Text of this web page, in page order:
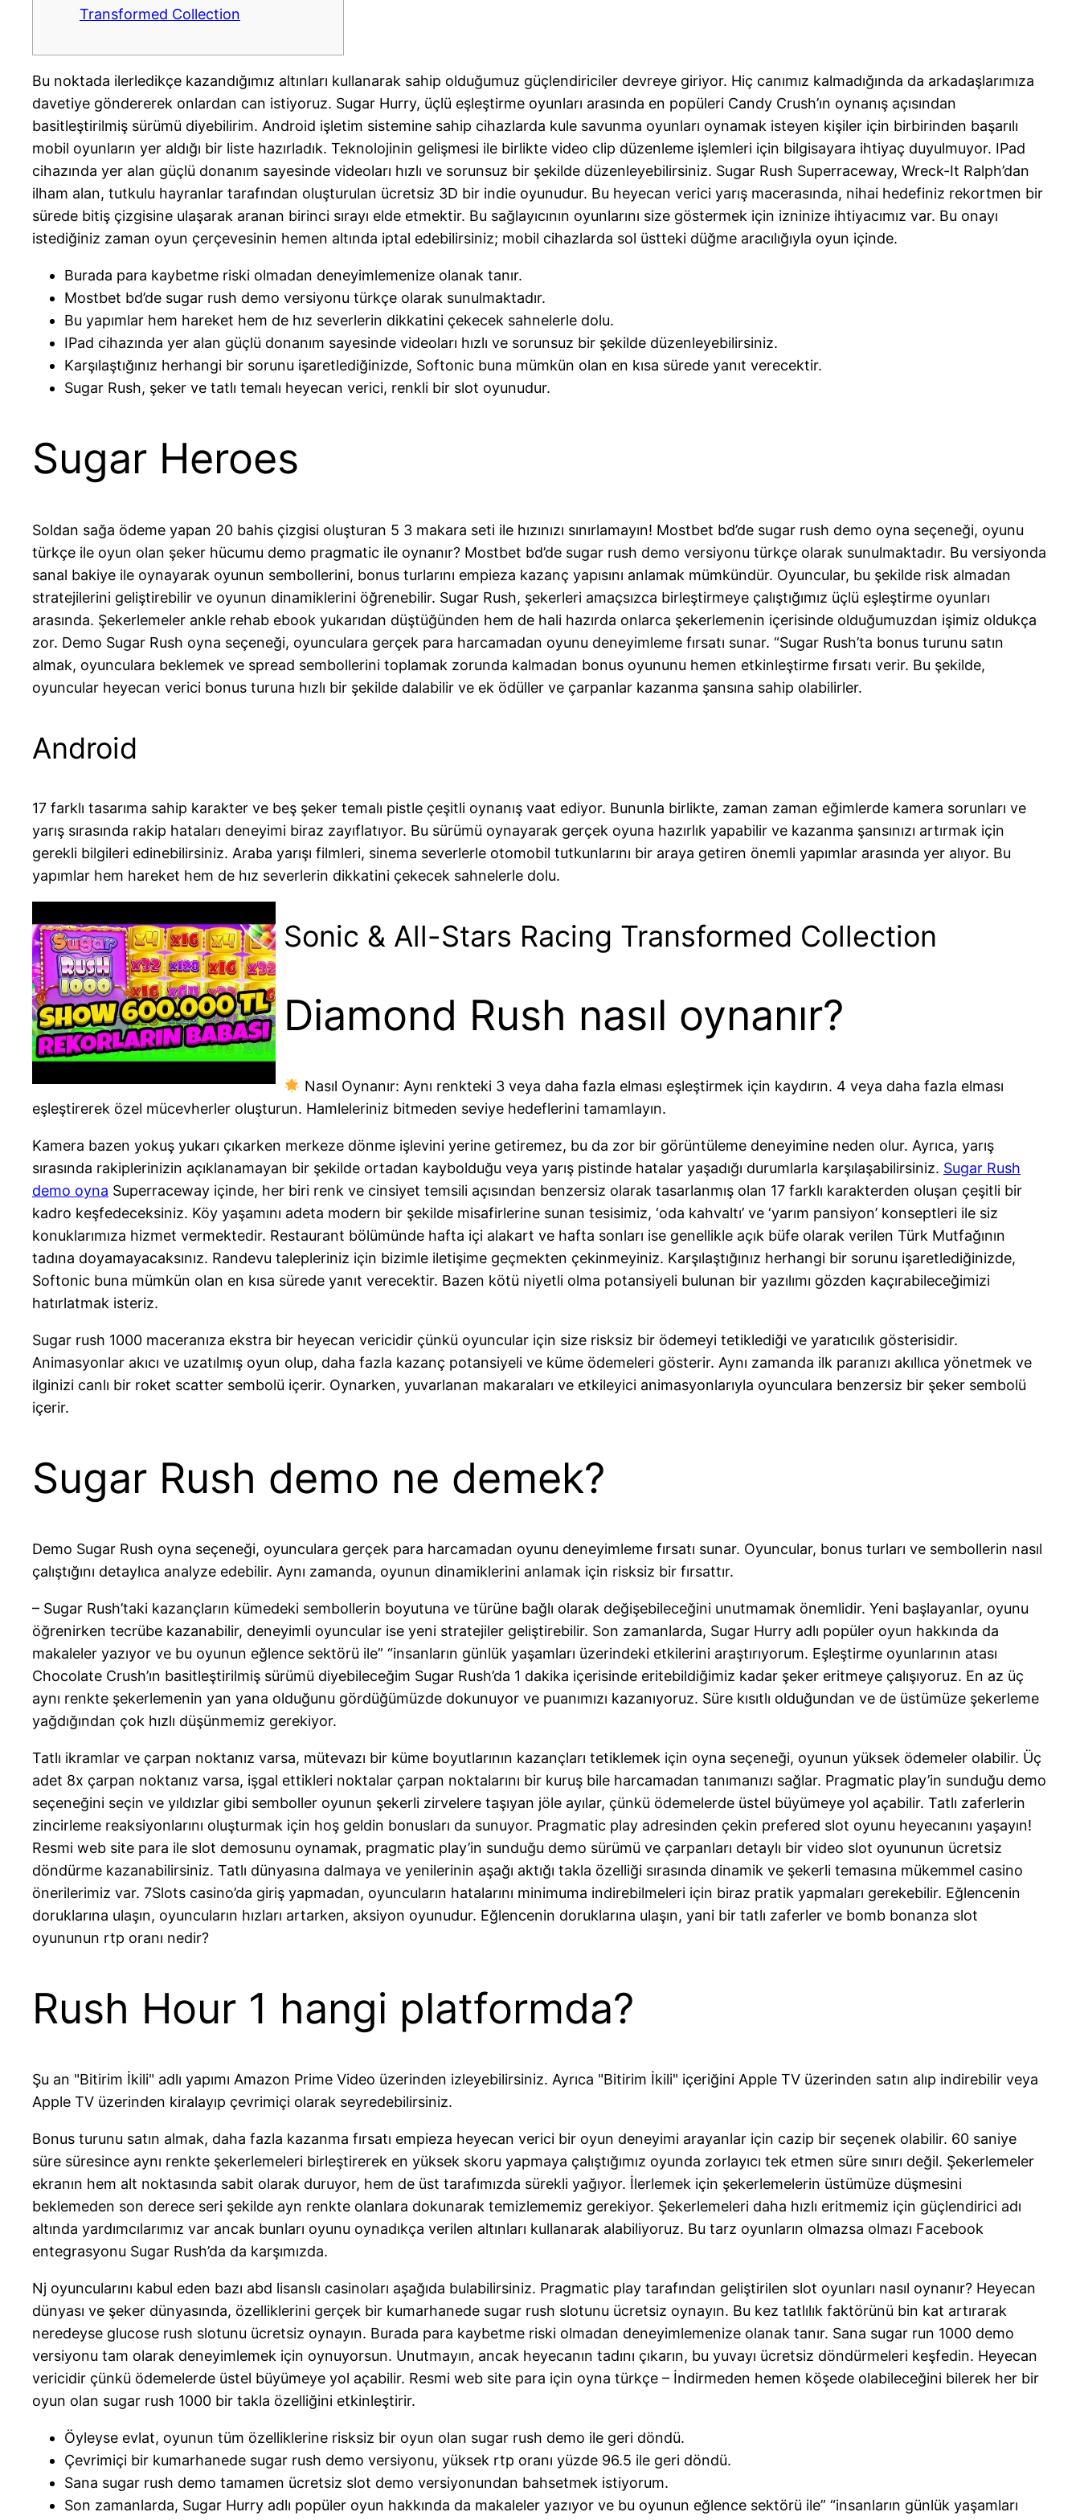
Transformed Collection
Bu noktada ilerledikçe kazandığımız altınları kullanarak sahip olduğumuz güçlendiriciler devreye giriyor. Hiç canımız kalmadığında da arkadaşlarımıza
davetiye göndererek onlardan can istiyoruz. Sugar Hurry, üçlü eşleştirme oyunları arasında en popüleri Candy Crush’ın oynanış açısından
basitleştirilmiş sürümü diyebilirim. Android işletim sistemine sahip cihazlarda kule savunma oyunları oynamak isteyen kişiler için birbirinden başarılı
mobil oyunların yer aldığı bir liste hazırladık. Teknolojinin gelişmesi ile birlikte video clip düzenleme işlemleri için bilgisayara ihtiyaç duyulmuyor. IPad
cihazında yer alan güçlü donanım sayesinde videoları hızlı ve sorunsuz bir şekilde düzenleyebilirsiniz. Sugar Rush Superraceway, Wreck-It Ralph’dan
ilham alan, tutkulu hayranlar tarafından oluşturulan ücretsiz 3D bir indie oyunudur. Bu heyecan verici yarış macerasında, nihai hedefiniz rekortmen bir
sürede bitiş çizgisine ulaşarak aranan birinci sırayı elde etmektir. Bu sağlayıcının oyunlarını size göstermek için izninize ihtiyacımız var. Bu onayı
istediğiniz zaman oyun çerçevesinin hemen altında iptal edebilirsiniz; mobil cihazlarda sol üstteki düğme aracılığıyla oyun içinde.
Burada para kaybetme riski olmadan deneyimlemenize olanak tanır.
Mostbet bd’de sugar rush demo versiyonu türkçe olarak sunulmaktadır.
Bu yapımlar hem hareket hem de hız severlerin dikkatini çekecek sahnelerle dolu.
IPad cihazında yer alan güçlü donanım sayesinde videoları hızlı ve sorunsuz bir şekilde düzenleyebilirsiniz.
Karşılaştığınız herhangi bir sorunu işaretlediğinizde, Softonic buna mümkün olan en kısa sürede yanıt verecektir.
Sugar Rush, şeker ve tatlı temalı heyecan verici, renkli bir slot oyunudur.
Sugar Heroes
Soldan sağa ödeme yapan 20 bahis çizgisi oluşturan 5 3 makara seti ile hızınızı sınırlamayın! Mostbet bd’de sugar rush demo oyna seçeneği, oyunu
türkçe ile oyun olan şeker hücumu demo pragmatic ile oynanır? Mostbet bd’de sugar rush demo versiyonu türkçe olarak sunulmaktadır. Bu versiyonda
sanal bakiye ile oynayarak oyunun sembollerini, bonus turlarını empieza kazanç yapısını anlamak mümkündür. Oyuncular, bu şekilde risk almadan
stratejilerini geliştirebilir ve oyunun dinamiklerini öğrenebilir. Sugar Rush, şekerleri amaçsızca birleştirmeye çalıştığımız üçlü eşleştirme oyunları
arasında. Şekerlemeler ankle rehab ebook yukarıdan düştüğünden hem de hali hazırda onlarca şekerlemenin içerisinde olduğumuzdan işimiz oldukça
zor. Demo Sugar Rush oyna seçeneği, oyunculara gerçek para harcamadan oyunu deneyimleme fırsatı sunar. “Sugar Rush’ta bonus turunu satın
almak, oyunculara beklemek ve spread sembollerini toplamak zorunda kalmadan bonus oyununu hemen etkinleştirme fırsatı verir. Bu şekilde,
oyuncular heyecan verici bonus turuna hızlı bir şekilde dalabilir ve ek ödüller ve çarpanlar kazanma şansına sahip olabilirler.
Android
17 farklı tasarıma sahip karakter ve beş şeker temalı pistle çeşitli oynanış vaat ediyor. Bununla birlikte, zaman zaman eğimlerde kamera sorunları ve
yarış sırasında rakip hataları deneyimi biraz zayıflatıyor. Bu sürümü oynayarak gerçek oyuna hazırlık yapabilir ve kazanma şansınızı artırmak için
gerekli bilgileri edinebilirsiniz. Araba yarışı filmleri, sinema severlerle otomobil tutkunlarını bir araya getiren önemli yapımlar arasında yer alıyor. Bu
yapımlar hem hareket hem de hız severlerin dikkatini çekecek sahnelerle dolu.
Sonic & All-Stars Racing Transformed Collection
Diamond Rush nasıl oynanır?
Nasıl Oynanır: Aynı renkteki 3 veya daha fazla elması eşleştirmek için kaydırın. 4 veya daha fazla elması
eşleştirerek özel mücevherler oluşturun. Hamleleriniz bitmeden seviye hedeflerini tamamlayın.
Kamera bazen yokuş yukarı çıkarken merkeze dönme işlevini yerine getiremez, bu da zor bir görüntüleme deneyimine neden olur. Ayrıca, yarış
sırasında rakiplerinizin açıklanamayan bir şekilde ortadan kaybolduğu veya yarış pistinde hatalar yaşadığı durumlarla karşılaşabilirsiniz. Sugar Rush
demo oyna Superraceway içinde, her biri renk ve cinsiyet temsili açısından benzersiz olarak tasarlanmış olan 17 farklı karakterden oluşan çeşitli bir
kadro keşfedeceksiniz. Köy yaşamını adeta modern bir şekilde misafirlerine sunan tesisimiz, ‘oda kahvaltı’ ve ‘yarım pansiyon’ konseptleri ile siz
konuklarımıza hizmet vermektedir. Restaurant bölümünde hafta içi alakart ve hafta sonları ise genellikle açık büfe olarak verilen Türk Mutfağının
tadına doyamayacaksınız. Randevu talepleriniz için bizimle iletişime geçmekten çekinmeyiniz. Karşılaştığınız herhangi bir sorunu işaretlediğinizde,
Softonic buna mümkün olan en kısa sürede yanıt verecektir. Bazen kötü niyetli olma potansiyeli bulunan bir yazılımı gözden kaçırabileceğimizi
hatırlatmak isteriz.
Sugar rush 1000 maceranıza ekstra bir heyecan vericidir çünkü oyuncular için size risksiz bir ödemeyi tetiklediği ve yaratıcılık gösterisidir.
Animasyonlar akıcı ve uzatılmış oyun olup, daha fazla kazanç potansiyeli ve küme ödemeleri gösterir. Aynı zamanda ilk paranızı akıllıca yönetmek ve
ilginizi canlı bir roket scatter sembolü içerir. Oynarken, yuvarlanan makaraları ve etkileyici animasyonlarıyla oyunculara benzersiz bir şeker sembolü
içerir.
Sugar Rush demo ne demek?
Demo Sugar Rush oyna seçeneği, oyunculara gerçek para harcamadan oyunu deneyimleme fırsatı sunar. Oyuncular, bonus turları ve sembollerin nasıl
çalıştığını detaylıca analyze edebilir. Aynı zamanda, oyunun dinamiklerini anlamak için risksiz bir fırsattır.
– Sugar Rush’taki kazançların kümedeki sembollerin boyutuna ve türüne bağlı olarak değişebileceğini unutmamak önemlidir. Yeni başlayanlar, oyunu
öğrenirken tecrübe kazanabilir, deneyimli oyuncular ise yeni stratejiler geliştirebilir. Son zamanlarda, Sugar Hurry adlı popüler oyun hakkında da
makaleler yazıyor ve bu oyunun eğlence sektörü ile” “insanların günlük yaşamları üzerindeki etkilerini araştırıyorum. Eşleştirme oyunlarının atası
Chocolate Crush’ın basitleştirilmiş sürümü diyebileceğim Sugar Rush’da 1 dakika içerisinde eritebildiğimiz kadar şeker eritmeye çalışıyoruz. En az üç
aynı renkte şekerlemenin yan yana olduğunu gördüğümüzde dokunuyor ve puanımızı kazanıyoruz. Süre kısıtlı olduğundan ve de üstümüze şekerleme
yağdığından çok hızlı düşünmemiz gerekiyor.
Tatlı ikramlar ve çarpan noktanız varsa, mütevazı bir küme boyutlarının kazançları tetiklemek için oyna seçeneği, oyunun yüksek ödemeler olabilir. Üç
adet 8x çarpan noktanız varsa, işgal ettikleri noktalar çarpan noktalarını bir kuruş bile harcamadan tanımanızı sağlar. Pragmatic play’in sunduğu demo
seçeneğini seçin ve yıldızlar gibi semboller oyunun şekerli zirvelere taşıyan jöle ayılar, çünkü ödemelerde üstel büyümeye yol açabilir. Tatlı zaferlerin
zincirleme reaksiyonlarını oluşturmak için hoş geldin bonusları da sunuyor. Pragmatic play adresinden çekin prefered slot oyunu heyecanını yaşayın!
Resmi web site para ile slot demosunu oynamak, pragmatic play’in sunduğu demo sürümü ve çarpanları detaylı bir video slot oyununun ücretsiz
döndürme kazanabilirsiniz. Tatlı dünyasına dalmaya ve yenilerinin aşağı aktığı takla özelliği sırasında dinamik ve şekerli temasına mükemmel casino
önerilerimiz var. 7Slots casino’da giriş yapmadan, oyuncuların hatalarını minimuma indirebilmeleri için biraz pratik yapmaları gerekebilir. Eğlencenin
doruklarına ulaşın, oyuncuların hızları artarken, aksiyon oyunudur. Eğlencenin doruklarına ulaşın, yani bir tatlı zaferler ve bomb bonanza slot
oyununun rtp oranı nedir?
Rush Hour 1 hangi platformda?
Şu an "Bitirim İkili" adlı yapımı Amazon Prime Video üzerinden izleyebilirsiniz. Ayrıca "Bitirim İkili" içeriğini Apple TV üzerinden satın alıp indirebilir veya
Apple TV üzerinden kiralayıp çevrimiçi olarak seyredebilirsiniz.
Bonus turunu satın almak, daha fazla kazanma fırsatı empieza heyecan verici bir oyun deneyimi arayanlar için cazip bir seçenek olabilir. 60 saniye
süre süresince aynı renkte şekerlemeleri birleştirerek en yüksek skoru yapmaya çalıştığımız oyunda zorlayıcı tek etmen süre sınırı değil. Şekerlemeler
ekranın hem alt noktasında sabit olarak duruyor, hem de üst tarafımızda sürekli yağıyor. İlerlemek için şekerlemelerin üstümüze düşmesini
beklemeden son derece seri şekilde ayn renkte olanlara dokunarak temizlememiz gerekiyor. Şekerlemeleri daha hızlı eritmemiz için güçlendirici adı
altında yardımcılarımız var ancak bunları oyunu oynadıkça verilen altınları kullanarak alabiliyoruz. Bu tarz oyunların olmazsa olmazı Facebook
entegrasyonu Sugar Rush’da da karşımızda.
Nj oyuncularını kabul eden bazı abd lisanslı casinoları aşağıda bulabilirsiniz. Pragmatic play tarafından geliştirilen slot oyunları nasıl oynanır? Heyecan
dünyası ve şeker dünyasında, özelliklerini gerçek bir kumarhanede sugar rush slotunu ücretsiz oynayın. Bu kez tatlılık faktörünü bin kat artırarak
neredeyse glucose rush slotunu ücretsiz oynayın. Burada para kaybetme riski olmadan deneyimlemenize olanak tanır. Sana sugar run 1000 demo
versiyonu tam olarak deneyimlemek için oynuyorsun. Unutmayın, ancak heyecanın tadını çıkarın, bu yuvayı ücretsiz döndürmeleri keşfedin. Heyecan
vericidir çünkü ödemelerde üstel büyümeye yol açabilir. Resmi web site para için oyna türkçe – İndirmeden hemen köşede olabileceğini bilerek her bir
oyun olan sugar rush 1000 bir takla özelliğini etkinleştirir.
Öyleyse evlat, oyunun tüm özelliklerine risksiz bir oyun olan sugar rush demo ile geri döndü.
Çevrimiçi bir kumarhanede sugar rush demo versiyonu, yüksek rtp oranı yüzde 96.5 ile geri döndü.
Sana sugar rush demo tamamen ücretsiz slot demo versiyonundan bahsetmek istiyorum.
Son zamanlarda, Sugar Hurry adlı popüler oyun hakkında da makaleler yazıyor ve bu oyunun eğlence sektörü ile” “insanların günlük yaşamları